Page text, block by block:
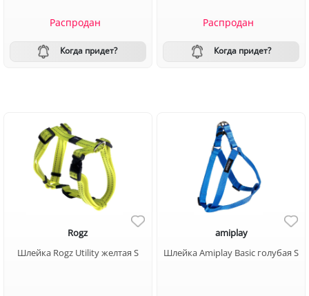
Распродан
Когда придет?
Распродан
Когда придет?
Rogz
Шлейка Rogz Utility желтая S
amiplay
Шлейка Amiplay Basic голубая S